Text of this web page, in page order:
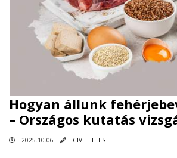
Hogyan állunk
– Országos kutatás
2025.10.06 CIVILHETES